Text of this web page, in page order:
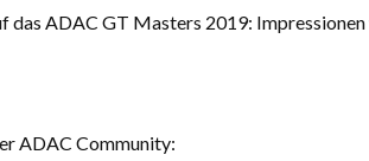
das ADAC GT Masters 2019:
ADAC Community: